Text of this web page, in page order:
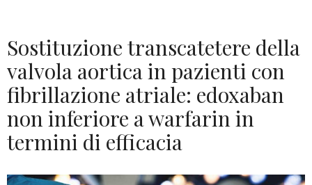
Sostituzione transcatetere della
valvola aortica in pazienti con
fibrillazione atriale: edoxaban
non inferiore a warfarin in
termini di efficacia